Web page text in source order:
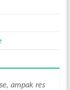
ampak res